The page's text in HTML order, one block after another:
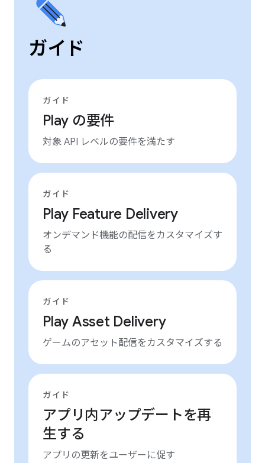
ガイド
ガイド
Play の要件
対象 API レベルの要件を満たす
ガイド
Play Feature Delivery
オンデマンド機能の配信をカスタマイズす
る
ガイド
Play Asset Delivery
ゲームのアセット配信をカスタマイズする
ガイド
アプリ内アップデートを再
生する
アプリの更新をユーザーに促す